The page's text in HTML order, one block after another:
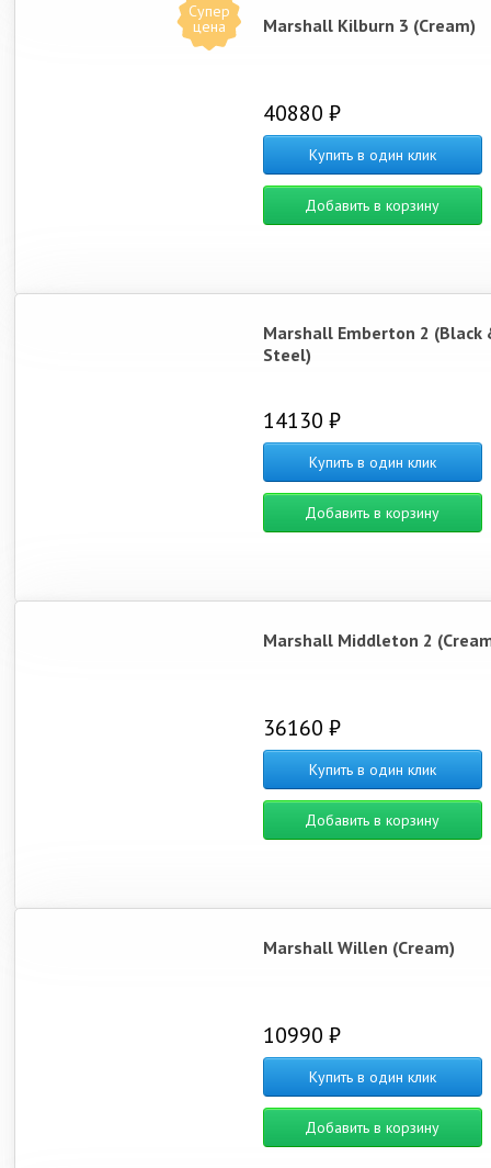
Супер
цена Marshall Kilburn 3 (Cream)
40880 ₽
Купить в один клик
Добавить в корзину
Marshall Emberton 2 (Black
Steel)
14130 ₽
Купить в один клик
Добавить в корзину
Marshall Middleton 2
36160 ₽
Купить в один клик
Добавить в корзину
Marshall Willen (Cream)
10990 ₽
Купить в один клик
Добавить в корзину